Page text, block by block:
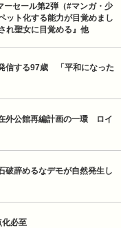
ーセール第2弾（#マンガ・少
ット化する能力が目覚めまし
れ聖女に目覚める』他
信する97歳　「平和になった
外公館再編計画の一環　ロイ
破辞めるなデモが自然発生し
化必至